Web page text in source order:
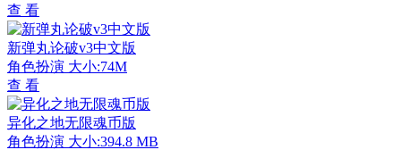
查 看
新弹丸论破v3中文版
角色扮演 大小:74M
查 看
异化之地无限魂币版
角色扮演 大小:394.8 MB